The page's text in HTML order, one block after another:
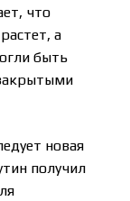
что
а
быть
новая
получил